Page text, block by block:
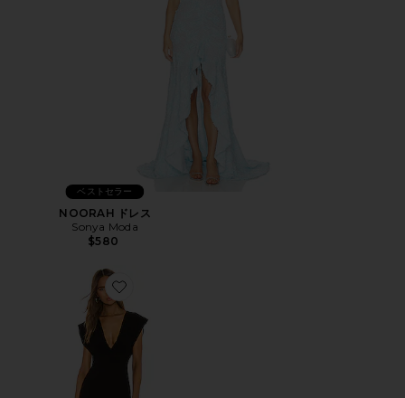
ベストセラー
NOORAH ドレス
Sonya Moda
$580
Favorite ドレス